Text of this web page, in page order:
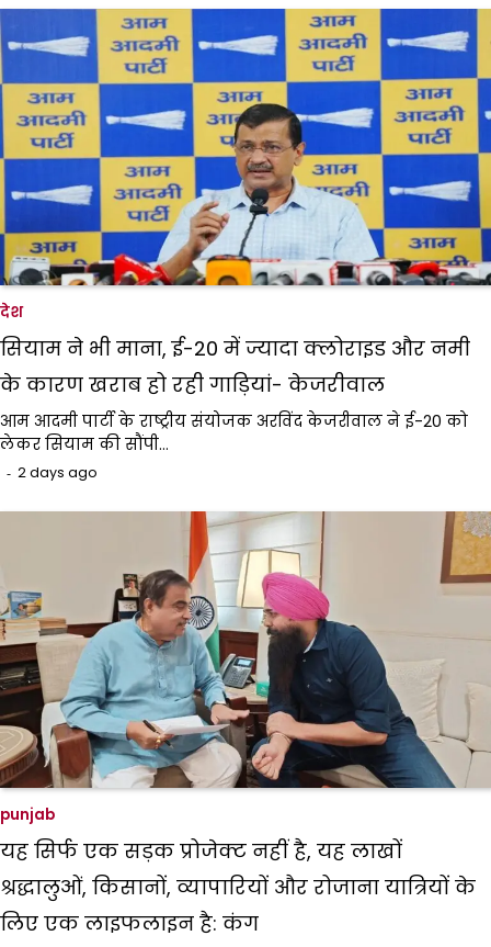
देश
सियाम ने भी माना, ई-20 में ज्यादा क्लोराइड और नमी
के कारण खराब हो रही गाड़ियां- केजरीवाल
आम आदमी पार्टी के राष्ट्रीय संयोजक अरविंद केजरीवाल ने ई-20 को
लेकर सियाम की सौंपी…
2 days ago
punjab
यह सिर्फ एक सड़क प्रोजेक्ट नहीं है, यह लाखों
श्रद्धालुओं, किसानों, व्यापारियों और रोजाना यात्रियों के
लिए एक लाइफलाइन है: कंग